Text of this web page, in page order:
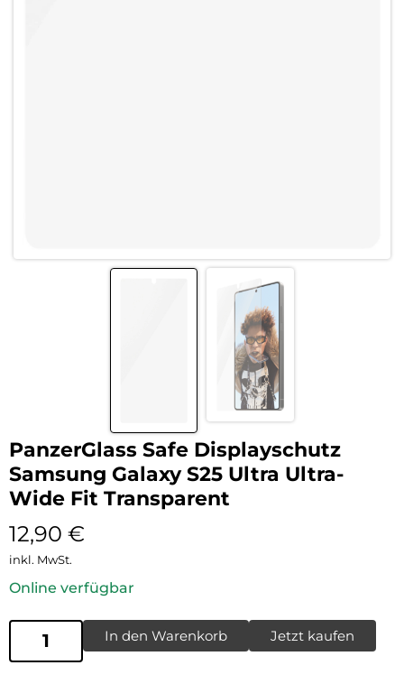
PanzerGlass Safe Displayschutz
Samsung Galaxy S25 Ultra Ultra-
Wide Fit Transparent
12,90 €
inkl. MwSt.
Online verfügbar
In den Warenkorb Jetzt kaufen